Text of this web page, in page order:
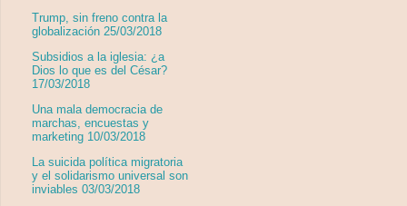
Trump, sin freno contra la
globalización 25/03/2018
Subsidios a la iglesia: ¿a
Dios lo que es del César?
17/03/2018
Una mala democracia de
marchas, encuestas y
marketing 10/03/2018
La suicida política migratoria
y el solidarismo universal son
inviables 03/03/2018